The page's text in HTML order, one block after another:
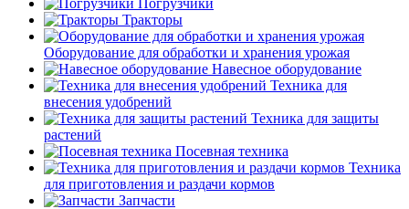
Погрузчики
Тракторы
Оборудование для обработки и хранения урожая
Навесное оборудование
Техника для
внесения удобрений
Техника для защиты
растений
Посевная техника
Техника
для приготовления и раздачи кормов
Запчасти